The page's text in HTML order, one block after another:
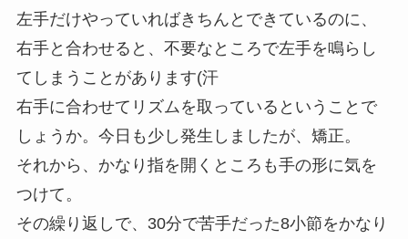
左手だけやっていればきちんとできているのに、
右手と合わせると、不要なところで左手を鳴らし
てしまうことがあります(汗
右手に合わせてリズムを取っているということで
しょうか。今日も少し発生しましたが、矯正。
それから、かなり指を開くところも手の形に気を
つけて。
その繰り返しで、30分で苦手だった8小節をかなり